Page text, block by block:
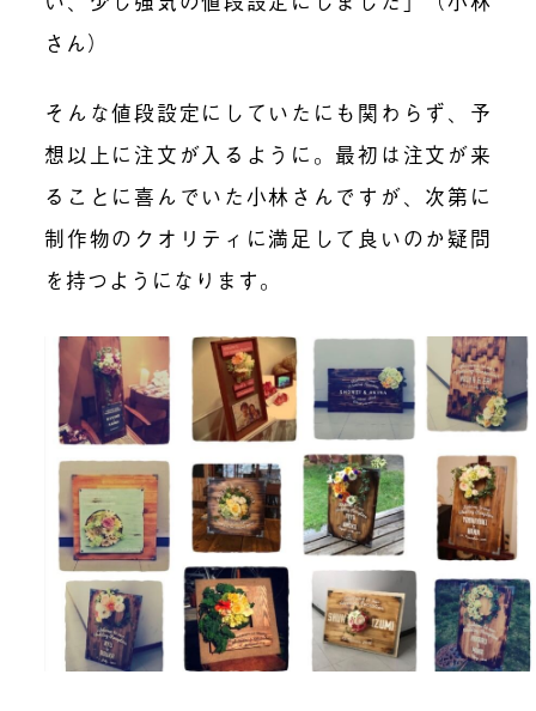
さん）
そんな値段設定にしていたにも関わらず、予
想以上に注文が入るように。最初は注文が来
ることに喜んでいた小林さんですが、 次第に
制作物のクオリティに満足して良いのか疑問
を持つようになります。